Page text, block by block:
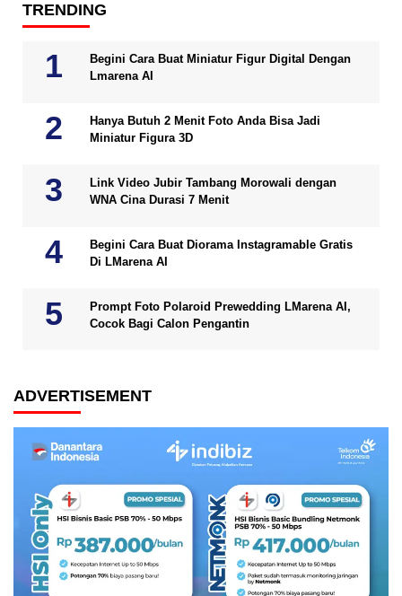
TRENDING
Begini Cara Buat Miniatur Figur Digital Dengan
Lmarena AI
Hanya Butuh 2 Menit Foto Anda Bisa Jadi
Miniatur Figura 3D
Link Video Jubir Tambang Morowali dengan
WNA Cina Durasi 7 Menit
Begini Cara Buat Diorama Instagramable Gratis
Di LMarena AI
Prompt Foto Polaroid Prewedding LMarena AI,
Cocok Bagi Calon Pengantin
ADVERTISEMENT